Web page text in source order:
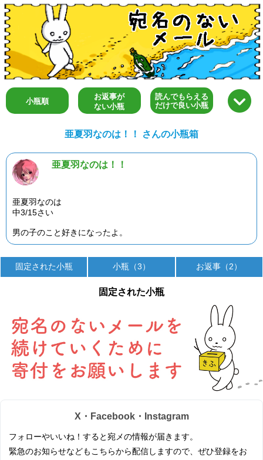
小瓶順
お返事が
ない小瓶
読んでもらえる
だけで良い小瓶
亜夏羽なのは！！ さんの小瓶箱
亜夏羽なのは！！
亜夏羽なのは
中3/15さい
男の子のこと好きになったよ。
固定された小瓶 小瓶（3） お返事（2）
固定された小瓶
X・Facebook・Instagram
フォローやいいね！すると宛メの情報が届きます。
緊急のお知らせなどもこちらから配信しますので、ぜひ登録をお